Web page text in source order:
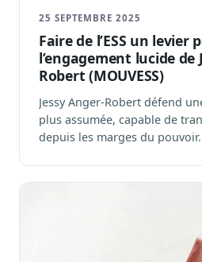
25 SEPTEMBRE 2025
Faire de l’ESS un levier
l’engagement lucide de
Robert (MOUVESS)
Jessy Anger-Robert défend
plus assumée, capable de
depuis les marges du pouvoir.